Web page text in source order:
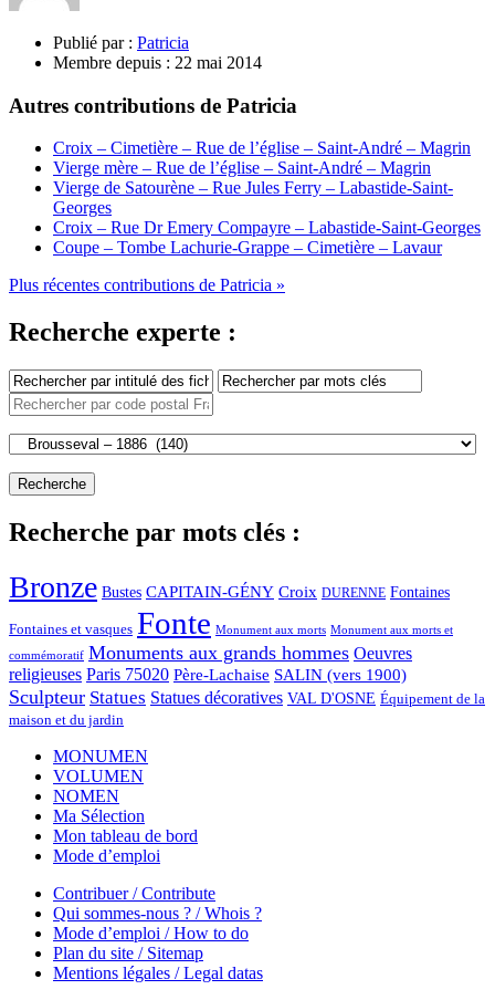
Publié par : Patricia
Membre depuis : 22 mai 2014
Autres contributions de Patricia
Croix – Cimetière – Rue de l’église – Saint-André – Magrin
Vierge mère – Rue de l’église – Saint-André – Magrin
Vierge de Satourène – Rue Jules Ferry – Labastide-Saint-
Georges
Croix – Rue Dr Emery Compayre – Labastide-Saint-Georges
Coupe – Tombe Lachurie-Grappe – Cimetière – Lavaur
Plus récentes contributions de Patricia »
Recherche experte :
Recherche par mots clés :
Bronze Bustes CAPITAIN-GÉNY Croix DURENNE Fontaines
Fontaines et vasques Fonte Monument aux morts Monument aux morts et
commémoratif Monuments aux grands hommes Oeuvres
religieuses Paris 75020 Père-Lachaise SALIN (vers 1900)
Sculpteur Statues Statues décoratives VAL D'OSNE Équipement de la
maison et du jardin
MONUMEN
VOLUMEN
NOMEN
Ma Sélection
Mon tableau de bord
Mode d’emploi
Contribuer / Contribute
Qui sommes-nous ? / Whois ?
Mode d’emploi / How to do
Plan du site / Sitemap
Mentions légales / Legal datas